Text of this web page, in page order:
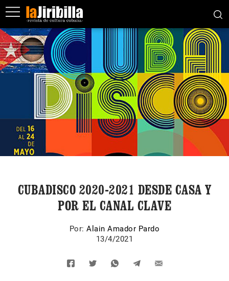
CUBADISCO 2020-2021 DESDE CASA Y
POR EL CANAL CLAVE
Por:Alain Amador Pardo
13/4/2021